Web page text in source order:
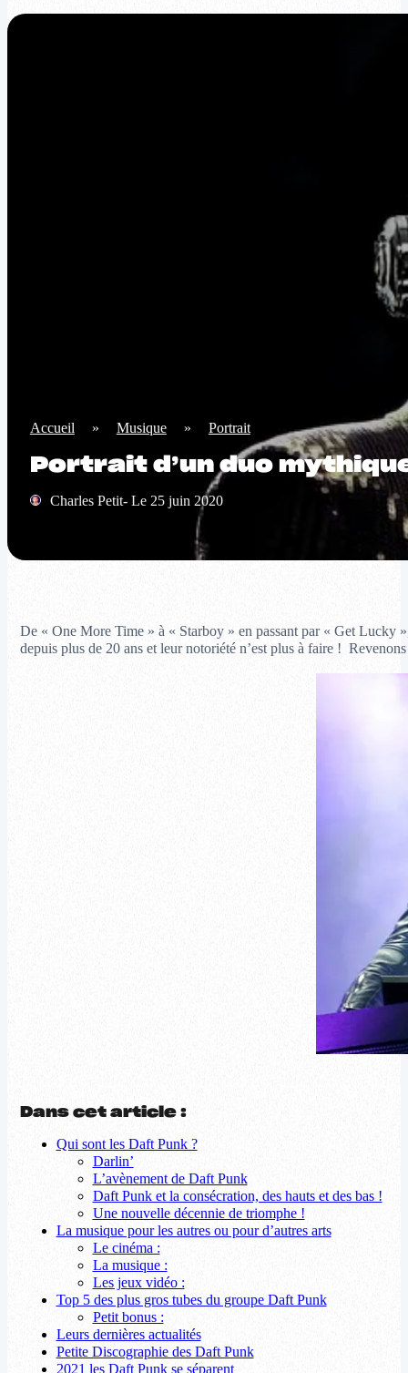
Accueil » Musique » Portrait
Portrait d’un duo
Charles Petit- Le 25 juin 2020
De « One More Time » à « Starboy » en passant par « Get Lucky
depuis plus de 20 ans et leur notoriété n’est plus à faire !
Dans cet article :
Qui sont les Daft Punk ?
Darlin’
L’avènement de Daft Punk
Daft Punk et la consécration, des hauts et des bas !
Une nouvelle décennie de triomphe !
La musique pour les autres ou pour d’autres arts
Le cinéma :
La musique :
Les jeux vidéo :
Top 5 des plus gros tubes du groupe Daft Punk
Petit bonus :
Leurs dernières actualités
Petite Discographie des Daft Punk
2021 les Daft Punk se séparent